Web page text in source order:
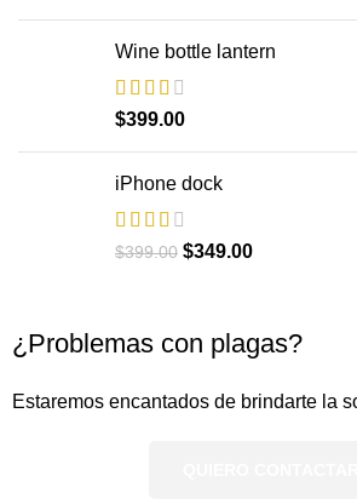
Wine bottle lantern
$399.00
iPhone dock
$399.00 $349.00
¿Problemas con plagas?
Estaremos encantados de brindarte la